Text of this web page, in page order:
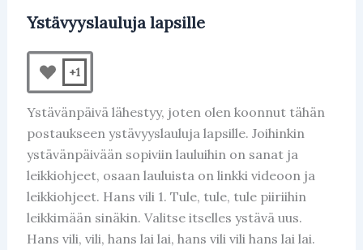
Ystävyyslauluja lapsille
+1
Ystävänpäivä lähestyy, joten olen koonnut tähän
postaukseen ystävyyslauluja lapsille. Joihinkin
ystävänpäivään sopiviin lauluihin on sanat ja
leikkiohjeet, osaan lauluista on linkki videoon ja
leikkiohjeet. Hans vili 1. Tule, tule, tule piiriihin
leikkimään sinäkin. Valitse itselles ystävä uus.
Hans vili, vili, hans lai lai, hans vili vili hans lai lai.